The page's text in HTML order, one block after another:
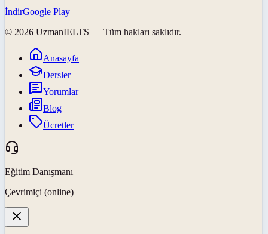
İndirGoogle Play
© 2026 UzmanIELTS — Tüm hakları saklıdır.
Anasayfa
Dersler
Yorumlar
Blog
Ücretler
Eğitim Danışmanı
Çevrimiçi (online)